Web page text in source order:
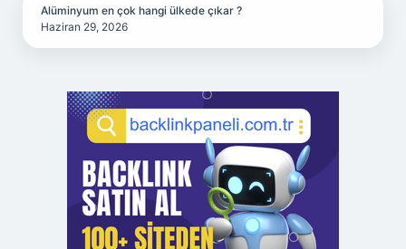
Alüminyum en çok hangi ülkede çıkar ?
Haziran 29, 2026